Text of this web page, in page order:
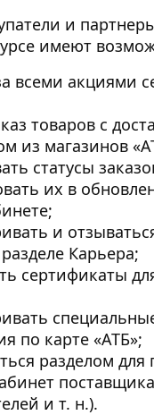
и
имеют
всеми акциями
товаров с
из магазинов
статусы
их в
и
Карьера;
сертификаты
по карте «АТБ»;
разделом для
и т. н.).